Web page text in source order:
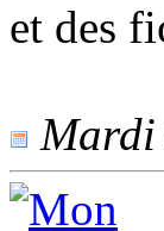
et des
Mardi